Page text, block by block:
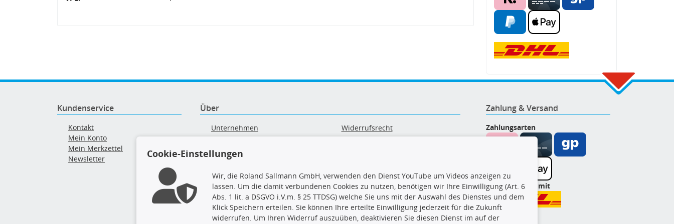
Kundenservice
Kontakt
Mein Konto
Mein Merkzettel
Newsletter
Über
Unternehmen
AGB
Versand & Zahlung
Altgeräte-/ Batterieentsorgung
Widerrufsrecht
Widerrufsformular
Barrierefreiheitserklärung
Zahlung & Versand
Zahlungsarten
Wir versenden mit
Cookie-Einstellungen
Wir, die Roland Sallmann GmbH, verwenden den Dienst YouTube um Videos anzeigen zu
lassen. Um die damit verbundenen Cookies zu nutzen, benötigen wir Ihre Einwilligung (Art. 6
Abs. 1 lit. a DSGVO i.V.m. § 25 TTDSG) welche Sie uns mit der Auswahl des Dienstes und dem
Klick Speichern erteilen. Sie können Ihre erteilte Einwilligung jederzeit für die Zukunft
widerrufen. Um Ihren Widerruf auszuüben, deaktivieren Sie diesen Dienst im auf der